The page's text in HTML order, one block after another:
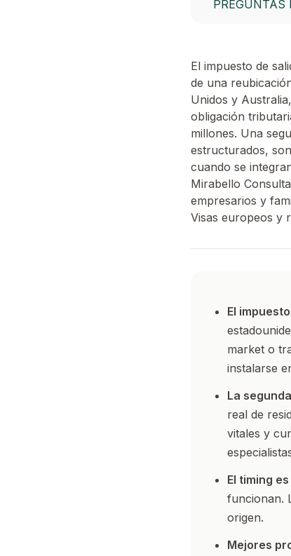
PREGUNTAS
El impuesto de
de una
Unidos y
obligación
millones. Una
estructurados,
cuando se
Mirabello
empresarios y
Visas europeos y
El
market o
instalarse
La
real de
vitales y
El timing
funcionan.
origen.
Mejores